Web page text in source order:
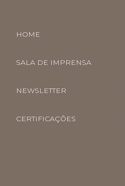
HOME
SALA DE IMPRENSA
NEWSLETTER
CERTIFICAÇÕES